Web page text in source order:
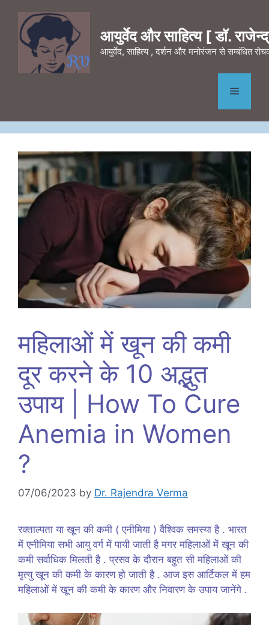
content
आयुर्वेद और साहित्य [ डॉ.
आयुर्वेद, साहित्य , दर्शन और मनोरंजन से सम्बंधित
Menu
महिलाओं में खून की कमी
दूर करने के 10 अद्भुत
उपाय | How To Cure
Anemia in Women
?
07/06/2023 by Dr. Rajendra Verma
रक्ताल्पता या खून की कमी ( एनीमिया ) वैश्विक समस्या है . भारत
में एनीमिया सभी आयु वर्ग में पायी जाती है मगर महिलाओं में खून की
कमी सर्वाधिक मिलती है . प्रसव के दौरान बहुत सी महिलाओं की
मृत्यु खून की कमी के कारण हो जाती है . आज इस आर्टिकल में हम
महिलाओं में खून की कमी के कारण और निवारण के उपाय जानेंगे .